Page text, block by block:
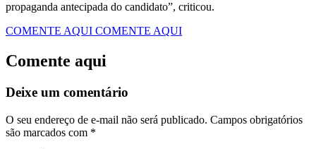
propaganda antecipada do candidato”, criticou.
COMENTE AQUI COMENTE AQUI
Comente aqui
Deixe um comentário
O seu endereço de e-mail não será publicado. Campos obrigatórios
são marcados com *